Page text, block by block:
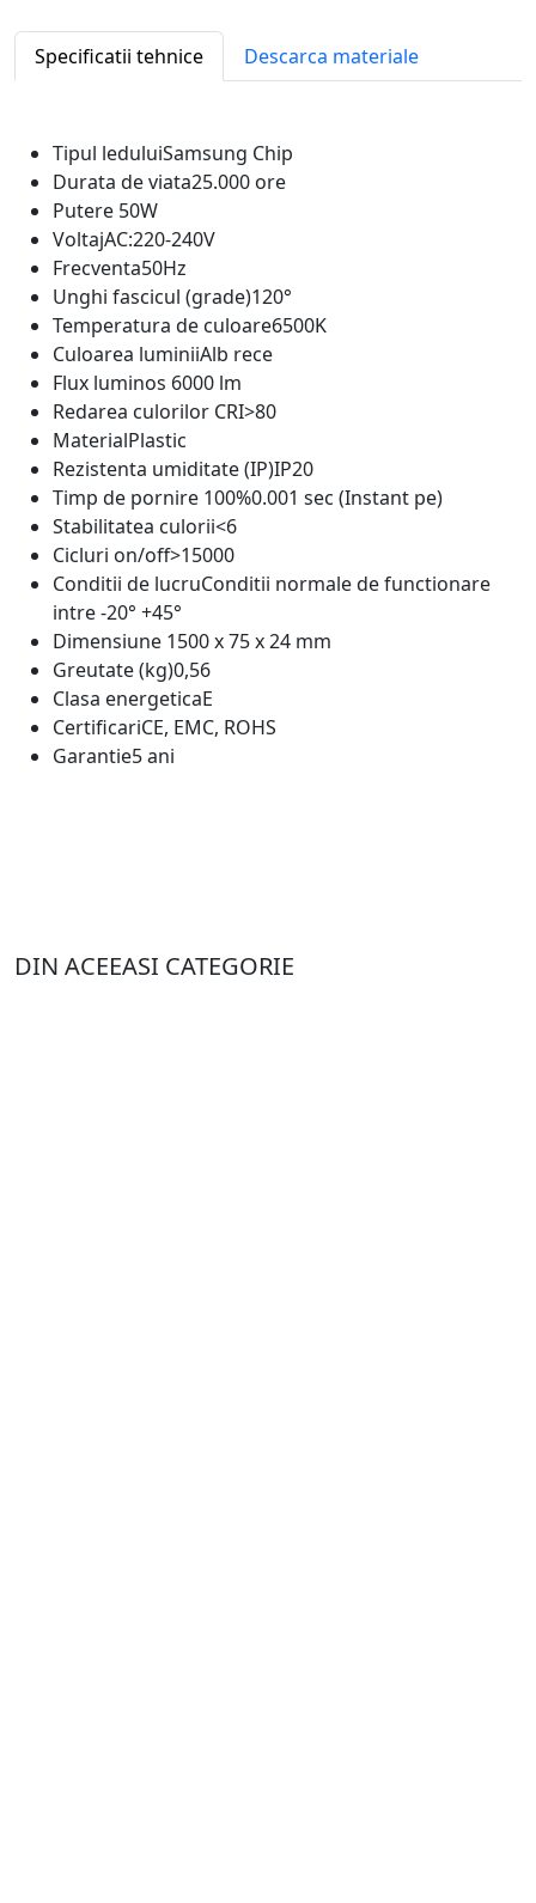
Specificatii tehnice Descarca materiale
Tipul leduluiSamsung Chip
Durata de viata25.000 ore
Putere 50W
VoltajAC:220-240V
Frecventa50Hz
Unghi fascicul (grade)120°
Temperatura de culoare6500K
Culoarea luminiiAlb rece
Flux luminos 6000 lm
Redarea culorilor CRI>80
MaterialPlastic
Rezistenta umiditate (IP)IP20
Timp de pornire 100%0.001 sec (Instant pe)
Stabilitatea culorii<6
Cicluri on/off>15000
Conditii de lucruConditii normale de functionare
intre -20° +45°
Dimensiune 1500 x 75 x 24 mm
Greutate (kg)0,56
Clasa energeticaE
CertificariCE, EMC, ROHS
Garantie5 ani
DIN ACEEASI CATEGORIE